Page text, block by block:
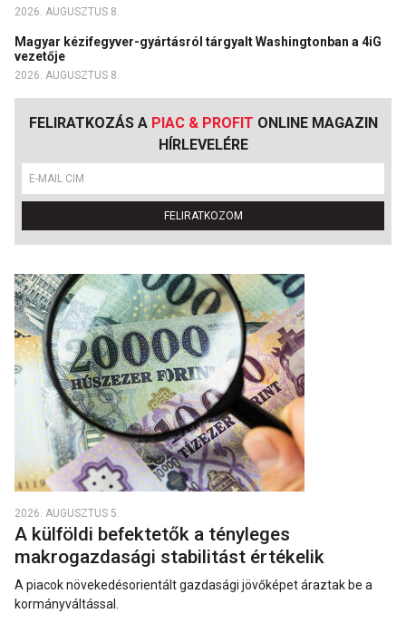
2026. AUGUSZTUS 8.
Magyar kézifegyver-gyártásról tárgyalt Washingtonban a 4iG
vezetője
2026. AUGUSZTUS 8.
FELIRATKOZÁS A PIAC & PROFIT ONLINE MAGAZIN
HÍRLEVELÉRE
FELIRATKOZOM
2026. AUGUSZTUS 5.
A külföldi befektetők a tényleges
makrogazdasági stabilitást értékelik
A piacok növekedésorientált gazdasági jövőképet áraztak be a
kormányváltással.